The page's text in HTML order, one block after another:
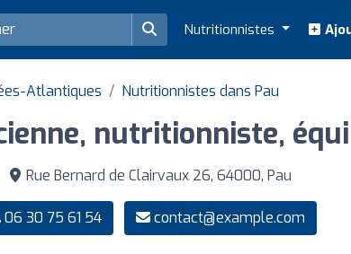
Nutritionnistes
Atlantiques Nutritionnistes dans Pau
nutritionniste,
Rue Bernard de Clairvaux 26, 64000, Pau
06 30 75 61 54 contact@example.com